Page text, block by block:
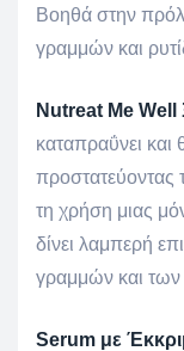
Βοηθά στην
γραμμών και
Nutreat Me
καταπραΰνει και
προστατεύοντας
τη χρήση μιας
δίνει λαμπερή
γραμμών και των
Serum με